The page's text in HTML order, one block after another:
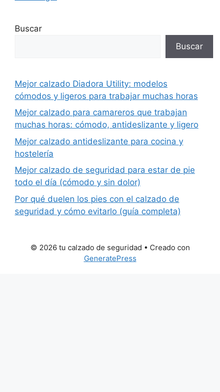
Buscar
Buscar
Mejor calzado Diadora Utility: modelos
cómodos y ligeros para trabajar muchas horas
Mejor calzado para camareros que trabajan
muchas horas: cómodo, antideslizante y ligero
Mejor calzado antideslizante para cocina y
hostelería
Mejor calzado de seguridad para estar de pie
todo el día (cómodo y sin dolor)
Por qué duelen los pies con el calzado de
seguridad y cómo evitarlo (guía completa)
© 2026 tu calzado de seguridad • Creado con
GeneratePress